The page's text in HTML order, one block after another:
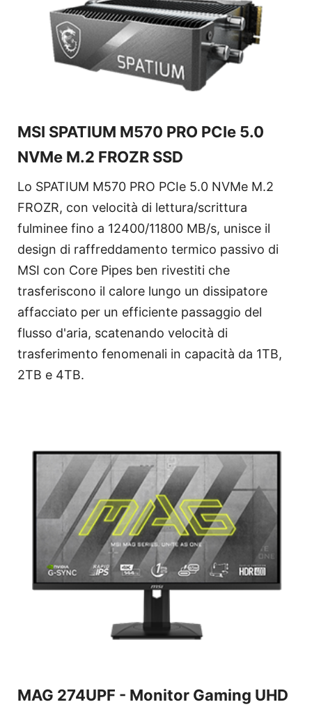
MSI SPATIUM M570 PRO PCIe 5.0
NVMe M.2 FROZR SSD
Lo SPATIUM M570 PRO PCIe 5.0 NVMe M.2
FROZR, con velocità di lettura/scrittura
fulminee fino a 12400/11800 MB/s, unisce il
design di raffreddamento termico passivo di
MSI con Core Pipes ben rivestiti che
trasferiscono il calore lungo un dissipatore
affacciato per un efficiente passaggio del
flusso d'aria, scatenando velocità di
trasferimento fenomenali in capacità da 1TB,
2TB e 4TB.
MAG 274UPF - Monitor Gaming UHD